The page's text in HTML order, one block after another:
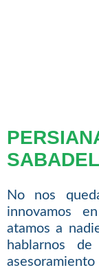
No nos
innovamos
atamos a
hablarnos